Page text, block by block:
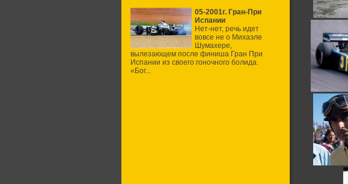
05-2001г. Гран-При
Испании
Нет-нет, речь идет
вовсе не о Михаэле
Шумахере,
вылезающем после финиша Гран При
Испании из своего гоночного болида.
«Бог...